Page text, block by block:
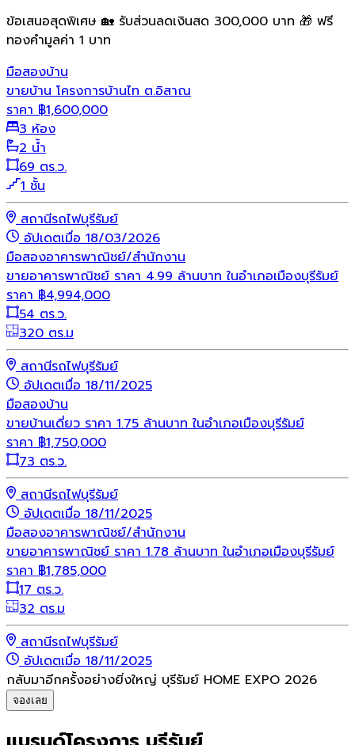
ข้อเสนอสุดพิเศษ 🏡 รับส่วนลดเงินสด 300,000 บาท 🎁 ฟรี
ทองคำมูลค่า 1 บาท
มือสองบ้าน
ขายบ้าน โครงการบ้านไท ต.อิสาณ
ราคา ฿1,600,000
3 ห้อง
2 น้ำ
69 ตร.ว.
1 ชั้น
สถานีรถไฟบุรีรัมย์
อัปเดตเมื่อ 18/03/2026
มือสองอาคารพาณิชย์/สำนักงาน
ขายอาคารพาณิชย์ ราคา 4.99 ล้านบาท ในอำเภอเมืองบุรีรัมย์
ราคา ฿4,994,000
54 ตร.ว.
320 ตร.ม
สถานีรถไฟบุรีรัมย์
อัปเดตเมื่อ 18/11/2025
มือสองบ้าน
ขายบ้านเดี่ยว ราคา 1.75 ล้านบาท ในอำเภอเมืองบุรีรัมย์
ราคา ฿1,750,000
73 ตร.ว.
สถานีรถไฟบุรีรัมย์
อัปเดตเมื่อ 18/11/2025
มือสองอาคารพาณิชย์/สำนักงาน
ขายอาคารพาณิชย์ ราคา 1.78 ล้านบาท ในอำเภอเมืองบุรีรัมย์
ราคา ฿1,785,000
17 ตร.ว.
32 ตร.ม
สถานีรถไฟบุรีรัมย์
อัปเดตเมื่อ 18/11/2025
กลับมาอีกครั้งอย่างยิ่งใหญ่ บุรีรัมย์ HOME EXPO 2026
จองเลย